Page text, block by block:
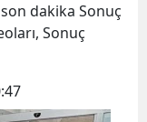
dakika Sonuç
Sonuç